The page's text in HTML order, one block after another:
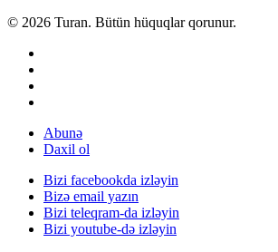
© 2026 Turan. Bütün hüquqlar qorunur.
Abunə
Daxil ol
Bizi facebookda izləyin
Bizə email yazın
Bizi teleqram-da izləyin
Bizi youtube-də izləyin